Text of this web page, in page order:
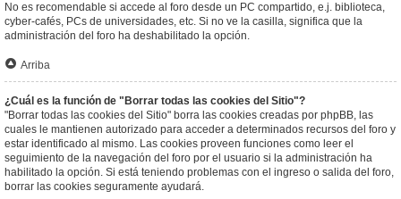
No es recomendable si accede al foro desde un PC compartido, e.j. biblioteca,
cyber-cafés, PCs de universidades, etc. Si no ve la casilla, significa que la
administración del foro ha deshabilitado la opción.
Arriba
¿Cuál es la función de "Borrar todas las cookies del Sitio"?
"Borrar todas las cookies del Sitio" borra las cookies creadas por phpBB, las
cuales le mantienen autorizado para acceder a determinados recursos del foro y
estar identificado al mismo. Las cookies proveen funciones como leer el
seguimiento de la navegación del foro por el usuario si la administración ha
habilitado la opción. Si está teniendo problemas con el ingreso o salida del foro,
borrar las cookies seguramente ayudará.